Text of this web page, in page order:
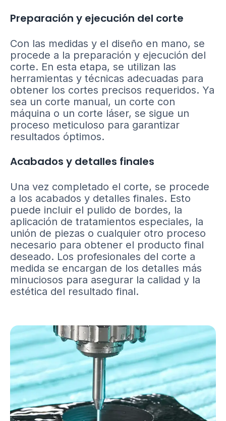
Preparación y ejecución del corte
Con las medidas y el diseño en mano, se
procede a la preparación y ejecución del
corte. En esta etapa, se utilizan las
herramientas y técnicas adecuadas para
obtener los cortes precisos requeridos. Ya
sea un corte manual, un corte con
máquina o un corte láser, se sigue un
proceso meticuloso para garantizar
resultados óptimos.
Acabados y detalles finales
Una vez completado el corte, se procede
a los acabados y detalles finales. Esto
puede incluir el pulido de bordes, la
aplicación de tratamientos especiales, la
unión de piezas o cualquier otro proceso
necesario para obtener el producto final
deseado. Los profesionales del corte a
medida se encargan de los detalles más
minuciosos para asegurar la calidad y la
estética del resultado final.